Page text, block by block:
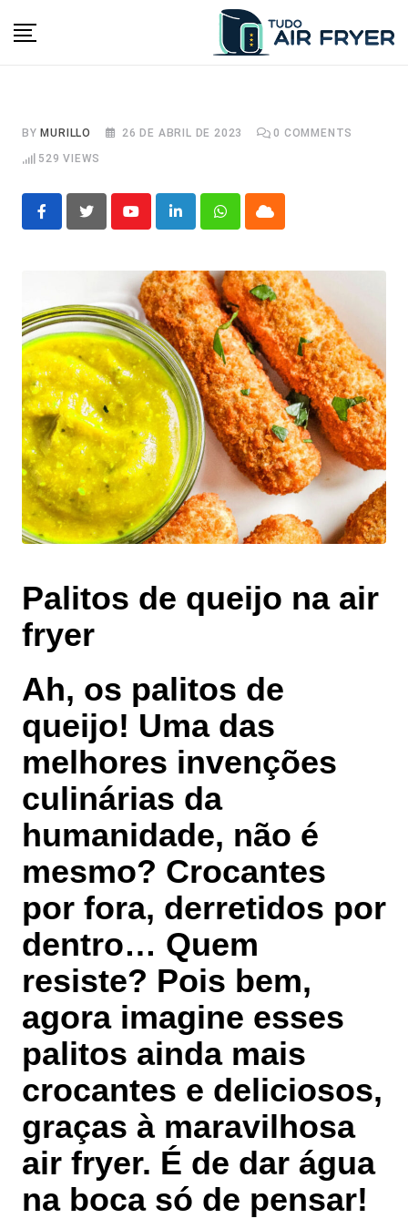
BY MURILLO 26 DE ABRIL DE 2023 0 COMMENTS
529 VIEWS
YoutubeLinkedInWhatsappCloud
Palitos de queijo na air
fryer
Ah, os palitos de
queijo! Uma das
melhores invenções
culinárias da
humanidade, não é
mesmo? Crocantes
por fora, derretidos por
dentro… Quem
resiste? Pois bem,
agora imagine esses
palitos ainda mais
crocantes e deliciosos,
graças à maravilhosa
air fryer. É de dar água
na boca só de pensar!